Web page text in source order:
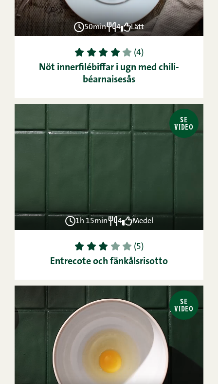
50min 4 Lätt
1 2 3 4 5 (4)
Nöt innerfilébiffar i ugn med chili-
béarnaisesås
SE
VIDEO
1h 15min 4 Medel
1 2 3 4 5 (5)
Entrecote och fänkålsrisotto
SE
VIDEO